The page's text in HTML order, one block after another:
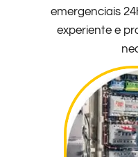
emergenciais
experiente e